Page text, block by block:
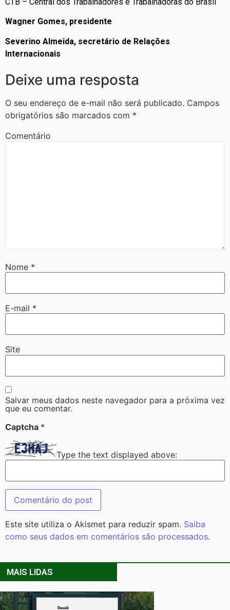
Wagner Gomes, presidente
Severino Almeida, secretário de Relações
Internacionais
Deixe uma resposta
O seu endereço de e-mail não será publicado. Campos
obrigatórios são marcados com *
Comentário
Nome *
E-mail *
Site
Salvar meus dados neste navegador para a próxima vez
que eu comentar.
Captcha *
Type the text displayed above:
Este site utiliza o Akismet para reduzir spam. Saiba
como seus dados em comentários são processados.
MAIS LIDAS